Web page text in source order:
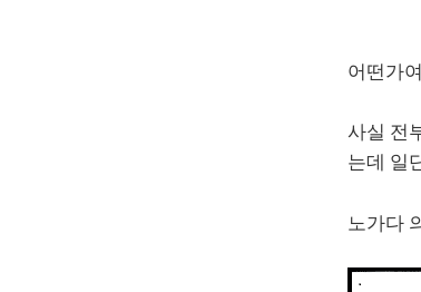
어떤가
사실 전
는데 일
노가다